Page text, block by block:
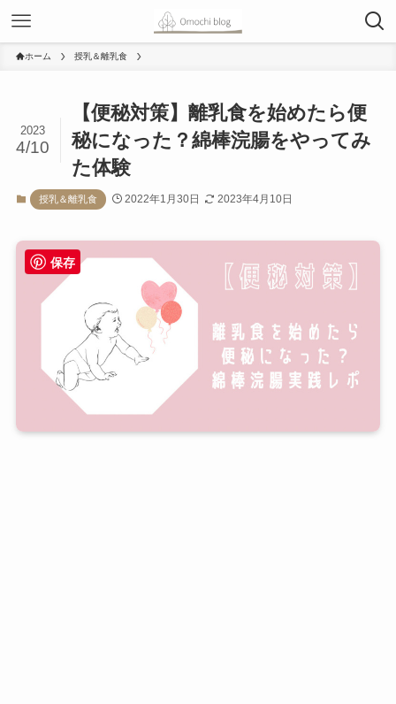
ホーム 授乳＆離乳食
【便秘対策】離乳食を始めたら便
秘になった？綿棒浣腸をやってみ
た体験
2023
4/10
授乳＆離乳食 2022年1月30日 2023年4月10日
保存